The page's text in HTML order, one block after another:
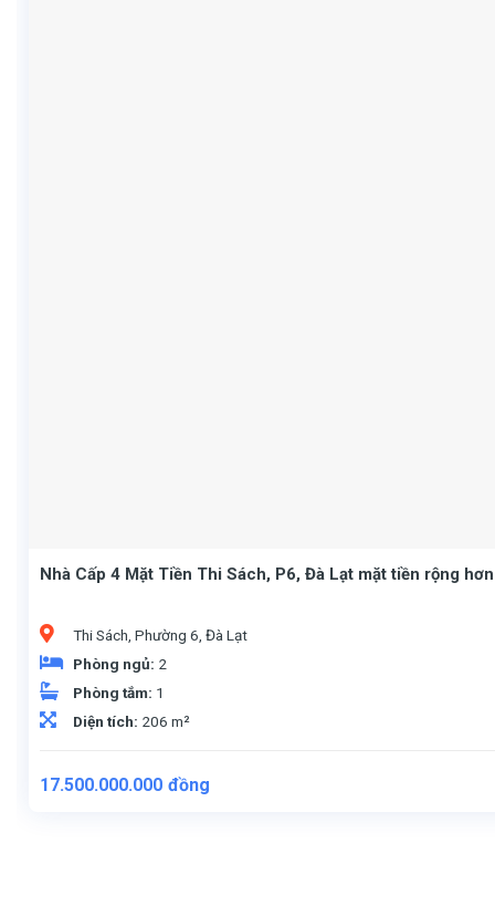
Nhà Cấp 4 Mặt Tiền Thi Sách, P6, Đà Lạt mặt tiền rộng
Thi Sách, Phường 6, Đà Lạt
Phòng ngủ: 2
Phòng tắm: 1
Diện tích: 206 m²
17.500.000.000 đồng